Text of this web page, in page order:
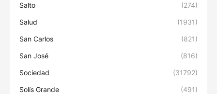
Salto (274)
Salud (1931)
San Carlos (821)
San José (816)
Sociedad (31792)
Solís Grande (491)